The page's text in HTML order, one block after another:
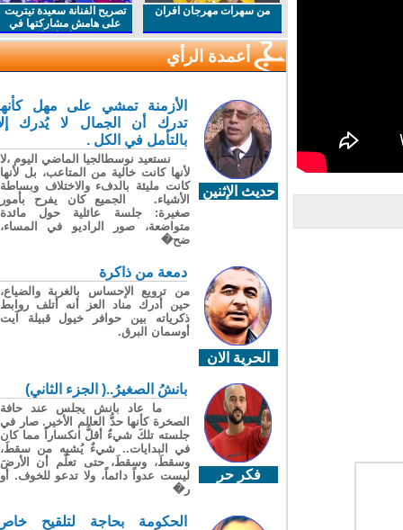
من سهرات مهرجان افران
تصريح الفنانة سعيدة تيتريت
على هامش مشاركتها في
مهرجان افران
أعمدة الرأي
حديث الإثنين
الأزمنة تمشي على مهل كأنها
تدرك أن الجمال لا يُدرك إلا
بالتأمل في الكل .
نستعيد نوسطالجيا الماضي اليوم ،لا
لأنها كانت خالية من المتاعب، بل لأنها
كانت مليئة بالدفء والاختلاف وبساطة
الأشياء. الجميع كان يفرح بأمور
صغيرة: جلسة عائلية حول مائدة
متواضعة، صور الراديو في المساء،
ضح�
الحرية الان
دمعة من ذاكرة
من ترويع الإحساس بالغربة والضياع،
حين أدرك مناد العز أنه أتلف روابط
ذكرياته بين حوافر خيول قبيلة آيت
أوسمان البرق.
فكر حر
بانشُ الصغيرُ..( الجزء الثاني)
ما عاد بانش يجلس عند حافة
الصخرة كأنها حدُّ العالم الأخير. صار في
جلسته تلكَ شيءٌ أقلُّ انكساراً مما كان
في البدايات.. شيءٌ يُشبِه من سقطَ،
وسقطَ، وسقطَ، حتى تعلّم أن الأرضَ
ليست عدواً دائماً، ولا تدعو للخوف. أو
ر�
الحكومة بحاجة لتلقيح خاص